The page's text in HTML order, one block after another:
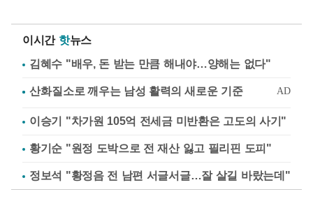
이시간 핫뉴스
김혜수 "배우, 돈 받는 만큼 해내야…양해는 없다"
이승기 "차가원 105억 전세금 미반환은 고도의 사기"
황기순 "원정 도박으로 전 재산 잃고 필리핀 도피"
정보석 "황정음 전 남편 서글서글…잘 살길 바랐는데"